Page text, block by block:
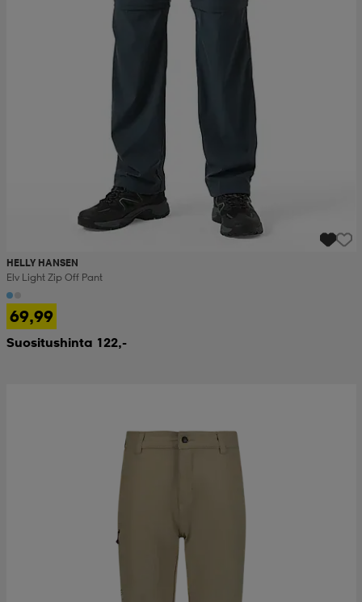
HELLY HANSEN
Elv Light Zip Off Pant
69,99
Suositushinta 122,-